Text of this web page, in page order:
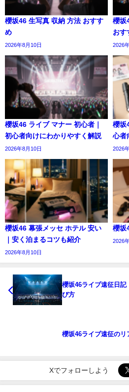
櫻坂46 生写真 収納 方法 おすす
め
2026年8月10日
櫻坂
おす
2026
櫻坂46 ライブ マナー 初心者｜
初心者向けにわかりやすく解説
2026年8月10日
櫻坂
心者
2026
櫻坂46 幕張メッセ ホテル 安い
｜安く泊まるコツも紹介
2026年8月10日
櫻坂
2026
櫻坂46ライブ遠征日
び方
櫻坂46ライブ遠征のリ
Xでフォローしよう